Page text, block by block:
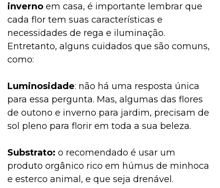
inverno em casa, é importante lembrar que
cada flor tem suas características e
necessidades de rega e iluminação.
Entretanto, alguns cuidados que são comuns,
como:
Luminosidade: não há uma resposta única
para essa pergunta. Mas, algumas das flores
de outono e inverno para jardim, precisam de
sol pleno para florir em toda a sua beleza.
Substrato: o recomendado é usar um
produto orgânico rico em húmus de minhoca
e esterco animal, e que seja drenável.